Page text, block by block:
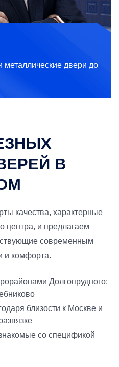
двери до
В
качества, характерные
центра, и предлагаем
современным
и комфорта.
Долгопрудного:
близости к Москве и
со спецификой